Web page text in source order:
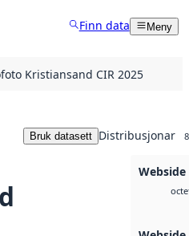
Finn data Meny
Kristiansand CIR 2025
Bruk datasett Distribusjonar 8
Webside